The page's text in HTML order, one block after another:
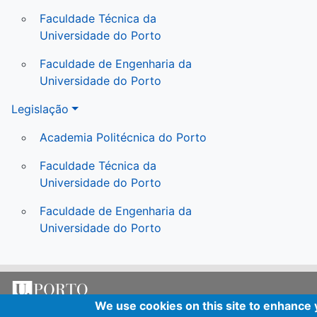
Faculdade Técnica da
Universidade do Porto
Faculdade de Engenharia da
Universidade do Porto
Legislação
Academia Politécnica do Porto
Faculdade Técnica da
Universidade do Porto
Faculdade de Engenharia da
Universidade do Porto
We use cookies on this site to